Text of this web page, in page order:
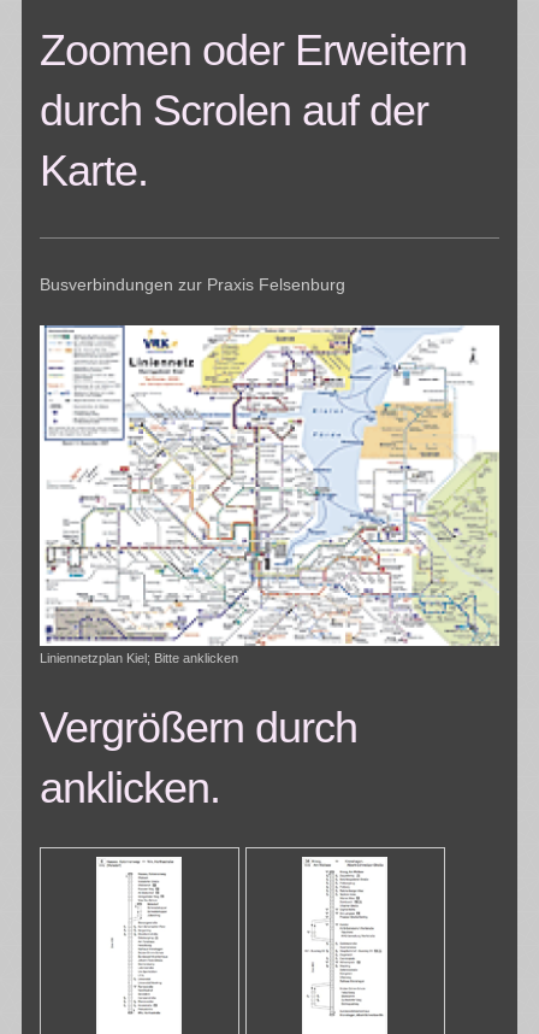
Zoomen oder Erweitern
durch Scrolen auf der
Karte.
Busverbindungen zur Praxis Felsenburg
Liniennetzplan Kiel; Bitte anklicken
Vergrößern durch
anklicken.